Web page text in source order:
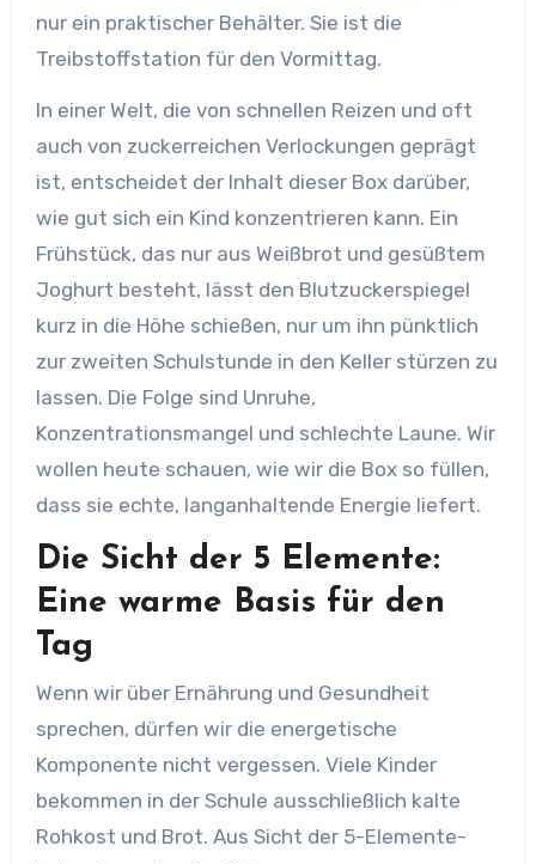
nur ein praktischer Behälter. Sie ist die
Treibstoffstation für den Vormittag.
In einer Welt, die von schnellen Reizen und oft
auch von zuckerreichen Verlockungen geprägt
ist, entscheidet der Inhalt dieser Box darüber,
wie gut sich ein Kind konzentrieren kann. Ein
Frühstück, das nur aus Weißbrot und gesüßtem
Joghurt besteht, lässt den Blutzuckerspiegel
kurz in die Höhe schießen, nur um ihn pünktlich
zur zweiten Schulstunde in den Keller stürzen zu
lassen. Die Folge sind Unruhe,
Konzentrationsmangel und schlechte Laune. Wir
wollen heute schauen, wie wir die Box so füllen,
dass sie echte, langanhaltende Energie liefert.
Die Sicht der 5 Elemente:
Eine warme Basis für den
Tag
Wenn wir über Ernährung und Gesundheit
sprechen, dürfen wir die energetische
Komponente nicht vergessen. Viele Kinder
bekommen in der Schule ausschließlich kalte
Rohkost und Brot. Aus Sicht der 5-Elemente-